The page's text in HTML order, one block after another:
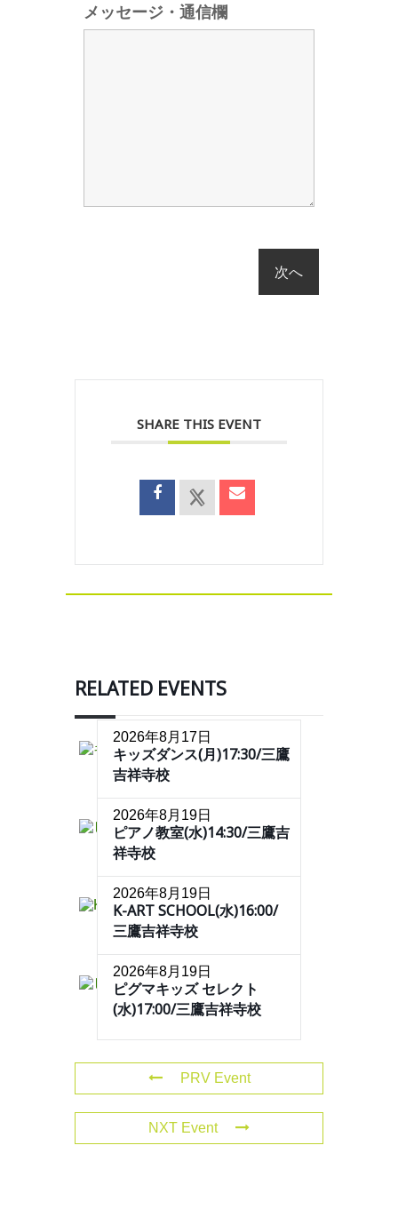
メッセージ・通信欄
SHARE THIS EVENT
RELATED EVENTS
2026年8月17日
キッズダンス(月)17:30/三鷹
吉祥寺校
2026年8月19日
ピアノ教室(水)14:30/三鷹吉
祥寺校
2026年8月19日
K-ART SCHOOL(水)16:00/
三鷹吉祥寺校
2026年8月19日
ピグマキッズ セレクト
(水)17:00/三鷹吉祥寺校
PRV Event
NXT Event